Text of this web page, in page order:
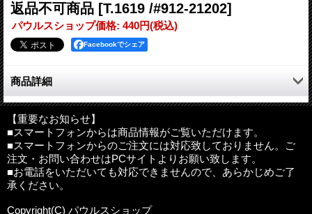
返品不可商品 [T.1619 /#912-21202]
パウルスショップ価格: 440円(税込)
Facebookでシェア
商品詳細
イタリア製の聖画ご絵。最後の晩餐の場面が描かれたご絵です。
裏は無地で、プレゼントに添えたり、一言書いてメッセージカー
ドとして、また私製はがきとしてもお使いいただけます。
10枚組となります（数量を「1」にすると、同絵柄のご絵が10
枚。数量を「2」にすると、同絵柄のご絵が20枚となります）
【重要なお知らせ】
■スマートフォンからは商品情報がご覧いただけます。
■スマートフォンからのご注文には対応致しておりません。ご
注文・お問い合わせはPCサイトよりお願い致します。
■お電話をいただいても対応できませんので、あらかじめご了
承ください。
Copyright(C) パウルスショップ